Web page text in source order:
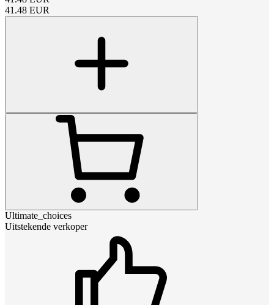
41.48 EUR
Ultimate_choices
Uitstekende verkoper